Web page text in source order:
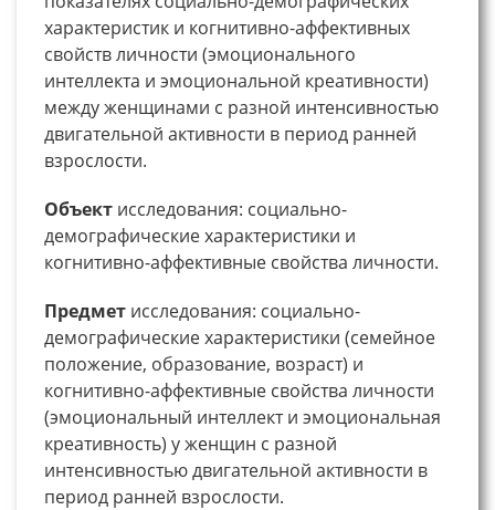
характеристик и когнитивно-аффективных
свойств личности (эмоционального
интеллекта и эмоциональной креативности)
между женщинами с разной интенсивностью
двигательной активности в период ранней
взрослости.
Объект исследования: социально-
демографические характеристики и
когнитивно-аффективные свойства личности.
Предмет исследования: социально-
демографические характеристики (семейное
положение, образование, возраст) и
когнитивно-аффективные свойства личности
(эмоциональный интеллект и эмоциональная
креативность) у женщин с разной
интенсивностью двигательной активности в
период ранней взрослости.